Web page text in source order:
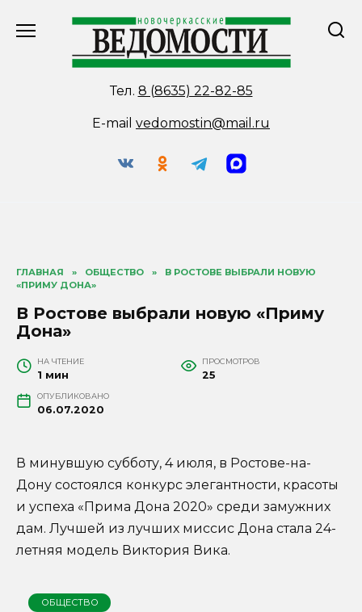
Тел. 8 (8635) 22-82-85
E-mail vedomostin@mail.ru
ГЛАВНАЯ » ОБЩЕСТВО »
В РОСТОВЕ ВЫБРАЛИ НОВУЮ
«ПРИМУ ДОНА»
В Ростове выбрали новую «Приму
Дона»
НА ЧТЕНИЕ
1 мин
ПРОСМОТРОВ
25
ОПУБЛИКОВАНО
06.07.2020
В минувшую субботу, 4 июля, в Ростове-на-
Дону состоялся конкурс элегантности, красоты
и успеха «Прима Дона 2020» среди замужних
дам. Лучшей из лучших миссис Дона стала 24-
летняя модель Виктория Вика.
ОБЩЕСТВО